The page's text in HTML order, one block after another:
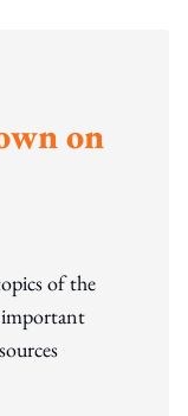
on
of the
important